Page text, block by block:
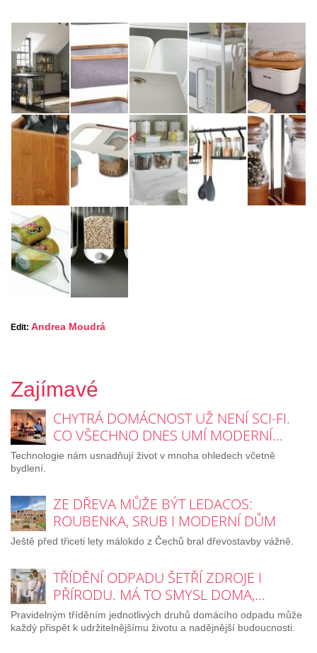
Edit: Andrea Moudrá
Zajímavé
CHYTRÁ DOMÁCNOST UŽ NENÍ SCI-FI.
CO VŠECHNO DNES UMÍ MODERNÍ…
Technologie nám usnadňují život v mnoha ohledech včetně
bydlení.
ZE DŘEVA MŮŽE BÝT LEDACOS:
ROUBENKA, SRUB I MODERNÍ DŮM
Ještě před třiceti lety málokdo z Čechů bral dřevostavby vážně.
TŘÍDĚNÍ ODPADU ŠETŘÍ ZDROJE I
PŘÍRODU. MÁ TO SMYSL DOMA,…
Pravidelným tříděním jednotlivých druhů domácího odpadu může
každý přispět k udržitelnějšímu životu a nadějnější budoucnosti.